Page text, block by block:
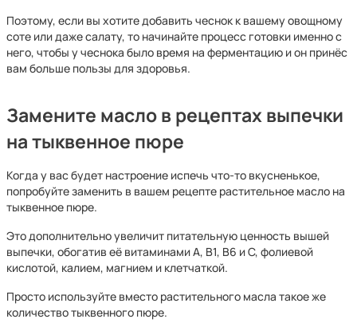
Поэтому, если вы хотите добавить чеснок к вашему овощному
соте или даже салату, то начинайте процесс готовки именно с
него, чтобы у чеснока было время на ферментацию и он принёс
вам больше пользы для здоровья.
Замените масло в рецептах выпечки
на тыквенное пюре
Когда у вас будет настроение испечь что-то вкусненькое,
попробуйте заменить в вашем рецепте растительное масло на
тыквенное пюре.
Это дополнительно увеличит питательную ценность вышей
выпечки, обогатив её витаминами A, B1, B6 и C, фолиевой
кислотой, калием, магнием и клетчаткой.
Просто используйте вместо растительного масла такое же
количество тыквенного пюре.